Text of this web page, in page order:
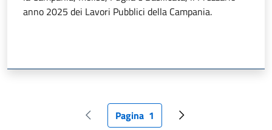
anno 2025 dei Lavori Pubblici della Campania.
Pagina precedente
Pagina attuale
Pagina 1 Pagina successiva